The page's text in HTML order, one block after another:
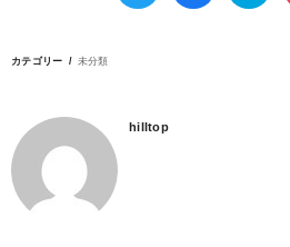
カテゴリー 未分類
hilltop